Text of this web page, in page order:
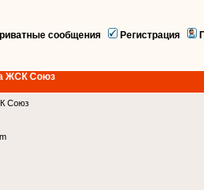
сообщения Регистрация
ЖСК Союз
Союз